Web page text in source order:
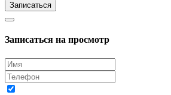
Записаться
Записаться на просмотр